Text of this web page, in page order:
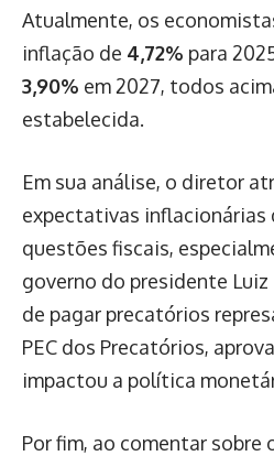
Atualmente, os
inflação de 4,72% para
3,90% em 2027, todos
estabelecida.
Em sua análise, o diretor
expectativas inflacionárias
questões fiscais,
governo do presidente Luiz
de pagar precatórios
PEC dos Precatórios,
impactou a política
Por fim, ao comentar